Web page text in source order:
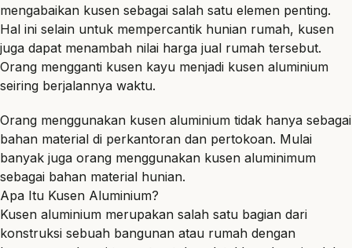
mengabaikan kusen sebagai salah satu elemen penting.
Hal ini selain untuk mempercantik hunian rumah, kusen
juga dapat menambah nilai harga jual rumah tersebut.
Orang mengganti kusen kayu menjadi kusen aluminium
seiring berjalannya waktu.
Orang menggunakan kusen aluminium tidak hanya sebagai
bahan material di perkantoran dan pertokoan. Mulai
banyak juga orang menggunakan kusen aluminimum
sebagai bahan material hunian.
Apa Itu Kusen Aluminium?
Kusen aluminium merupakan salah satu bagian dari
konstruksi sebuah bangunan atau rumah dengan